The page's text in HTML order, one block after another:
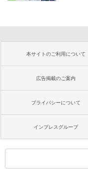
本サイトのご利用について
広告掲載のご案内
プライバシーについて
インプレスグループ